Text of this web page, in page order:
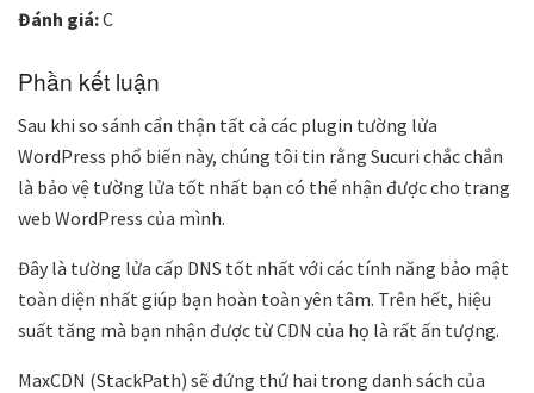
Đánh giá:C
Phần kết luận
Sau khi so sánh cẩn thận tất cả các plugin tường lửa
WordPress phổ biến này, chúng tôi tin rằng Sucuri chắc chắn
là bảo vệ tường lửa tốt nhất bạn có thể nhận được cho trang
web WordPress của mình.
Đây là tường lửa cấp DNS tốt nhất với các tính năng bảo mật
toàn diện nhất giúp bạn hoàn toàn yên tâm. Trên hết, hiệu
suất tăng mà bạn nhận được từ CDN của họ là rất ấn tượng.
MaxCDN (StackPath) sẽ đứng thứ hai trong danh sách của